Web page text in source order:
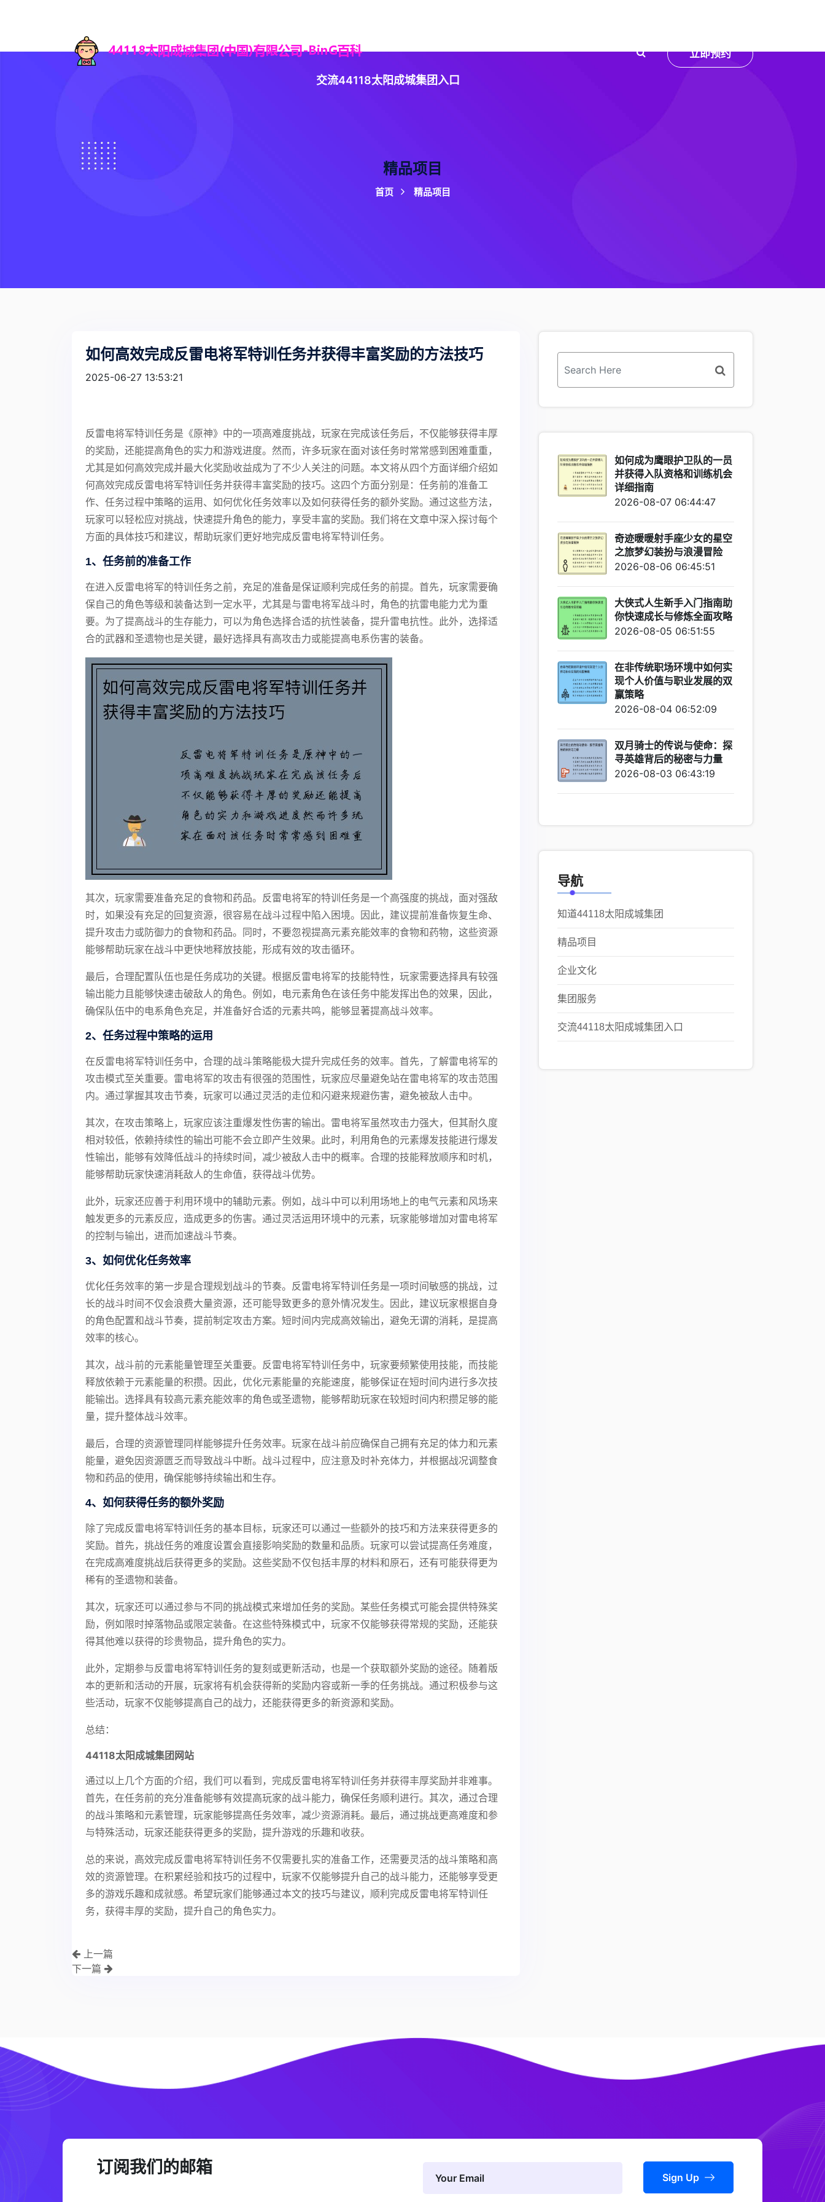
交流44118太阳成城集团入口
立即预约
精品项目
首页 精品项目
如何高效完成反雷电将军特训任务并获得丰富奖励的方法技巧
2025-06-27 13:53:21
反雷电将军特训任务是《原神》中的一项高难度挑战，玩家在完成该任务后，不仅能够获得丰厚
的奖励，还能提高角色的实力和游戏进度。然而，许多玩家在面对该任务时常常感到困难重重，
尤其是如何高效完成并最大化奖励收益成为了不少人关注的问题。本文将从四个方面详细介绍如
何高效完成反雷电将军特训任务并获得丰富奖励的技巧。这四个方面分别是：任务前的准备工
作、任务过程中策略的运用、如何优化任务效率以及如何获得任务的额外奖励。通过这些方法，
玩家可以轻松应对挑战，快速提升角色的能力，享受丰富的奖励。我们将在文章中深入探讨每个
方面的具体技巧和建议，帮助玩家们更好地完成反雷电将军特训任务。
1、任务前的准备工作
在进入反雷电将军的特训任务之前，充足的准备是保证顺利完成任务的前提。首先，玩家需要确
保自己的角色等级和装备达到一定水平，尤其是与雷电将军战斗时，角色的抗雷电能力尤为重
要。为了提高战斗的生存能力，可以为角色选择合适的抗性装备，提升雷电抗性。此外，选择适
合的武器和圣遗物也是关键，最好选择具有高攻击力或能提高电系伤害的装备。
其次，玩家需要准备充足的食物和药品。反雷电将军的特训任务是一个高强度的挑战，面对强敌
时，如果没有充足的回复资源，很容易在战斗过程中陷入困境。因此，建议提前准备恢复生命、
提升攻击力或防御力的食物和药品。同时，不要忽视提高元素充能效率的食物和药物，这些资源
能够帮助玩家在战斗中更快地释放技能，形成有效的攻击循环。
最后，合理配置队伍也是任务成功的关键。根据反雷电将军的技能特性，玩家需要选择具有较强
输出能力且能够快速击破敌人的角色。例如，电元素角色在该任务中能发挥出色的效果，因此，
确保队伍中的电系角色充足，并准备好合适的元素共鸣，能够显著提高战斗效率。
2、任务过程中策略的运用
在反雷电将军特训任务中，合理的战斗策略能极大提升完成任务的效率。首先，了解雷电将军的
攻击模式至关重要。雷电将军的攻击有很强的范围性，玩家应尽量避免站在雷电将军的攻击范围
内。通过掌握其攻击节奏，玩家可以通过灵活的走位和闪避来规避伤害，避免被敌人击中。
其次，在攻击策略上，玩家应该注重爆发性伤害的输出。雷电将军虽然攻击力强大，但其耐久度
相对较低，依赖持续性的输出可能不会立即产生效果。此时，利用角色的元素爆发技能进行爆发
性输出，能够有效降低战斗的持续时间，减少被敌人击中的概率。合理的技能释放顺序和时机，
能够帮助玩家快速消耗敌人的生命值，获得战斗优势。
此外，玩家还应善于利用环境中的辅助元素。例如，战斗中可以利用场地上的电气元素和风场来
触发更多的元素反应，造成更多的伤害。通过灵活运用环境中的元素，玩家能够增加对雷电将军
的控制与输出，进而加速战斗节奏。
3、如何优化任务效率
优化任务效率的第一步是合理规划战斗的节奏。反雷电将军特训任务是一项时间敏感的挑战，过
长的战斗时间不仅会浪费大量资源，还可能导致更多的意外情况发生。因此，建议玩家根据自身
的角色配置和战斗节奏，提前制定攻击方案。短时间内完成高效输出，避免无谓的消耗，是提高
效率的核心。
其次，战斗前的元素能量管理至关重要。反雷电将军特训任务中，玩家要频繁使用技能，而技能
释放依赖于元素能量的积攒。因此，优化元素能量的充能速度，能够保证在短时间内进行多次技
能输出。选择具有较高元素充能效率的角色或圣遗物，能够帮助玩家在较短时间内积攒足够的能
量，提升整体战斗效率。
最后，合理的资源管理同样能够提升任务效率。玩家在战斗前应确保自己拥有充足的体力和元素
能量，避免因资源匮乏而导致战斗中断。战斗过程中，应注意及时补充体力，并根据战况调整食
物和药品的使用，确保能够持续输出和生存。
4、如何获得任务的额外奖励
除了完成反雷电将军特训任务的基本目标，玩家还可以通过一些额外的技巧和方法来获得更多的
奖励。首先，挑战任务的难度设置会直接影响奖励的数量和品质。玩家可以尝试提高任务难度，
在完成高难度挑战后获得更多的奖励。这些奖励不仅包括丰厚的材料和原石，还有可能获得更为
稀有的圣遗物和装备。
其次，玩家还可以通过参与不同的挑战模式来增加任务的奖励。某些任务模式可能会提供特殊奖
励，例如限时掉落物品或限定装备。在这些特殊模式中，玩家不仅能够获得常规的奖励，还能获
得其他难以获得的珍贵物品，提升角色的实力。
此外，定期参与反雷电将军特训任务的复刻或更新活动，也是一个获取额外奖励的途径。随着版
本的更新和活动的开展，玩家将有机会获得新的奖励内容或新一季的任务挑战。通过积极参与这
些活动，玩家不仅能够提高自己的战力，还能获得更多的新资源和奖励。
总结：
44118太阳成城集团网站
通过以上几个方面的介绍，我们可以看到，完成反雷电将军特训任务并获得丰厚奖励并非难事。
首先，在任务前的充分准备能够有效提高玩家的战斗能力，确保任务顺利进行。其次，通过合理
的战斗策略和元素管理，玩家能够提高任务效率，减少资源消耗。最后，通过挑战更高难度和参
与特殊活动，玩家还能获得更多的奖励，提升游戏的乐趣和收获。
总的来说，高效完成反雷电将军特训任务不仅需要扎实的准备工作，还需要灵活的战斗策略和高
效的资源管理。在积累经验和技巧的过程中，玩家不仅能够提升自己的战斗能力，还能够享受更
多的游戏乐趣和成就感。希望玩家们能够通过本文的技巧与建议，顺利完成反雷电将军特训任
务，获得丰厚的奖励，提升自己的角色实力。
上一篇
下一篇
如何成为鹰眼护卫队的一员
并获得入队资格和训练机会
详细指南
2026-08-07 06:44:47
奇迹暖暖射手座少女的星空
之旅梦幻装扮与浪漫冒险
2026-08-06 06:45:51
大侠式人生新手入门指南助
你快速成长与修炼全面攻略
2026-08-05 06:51:55
在非传统职场环境中如何实
现个人价值与职业发展的双
赢策略
2026-08-04 06:52:09
双月骑士的传说与使命：探
寻英雄背后的秘密与力量
2026-08-03 06:43:19
导航
知道44118太阳成城集团
精品项目
企业文化
集团服务
交流44118太阳成城集团入口
订阅我们的邮箱
Sign Up